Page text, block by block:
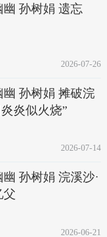
幽 孙树娟 遗忘
2026-07-26
幽 孙树娟 摊破浣
炎似火烧”
2026-07-14
幽 孙树娟 浣溪沙·
父
2026-06-21